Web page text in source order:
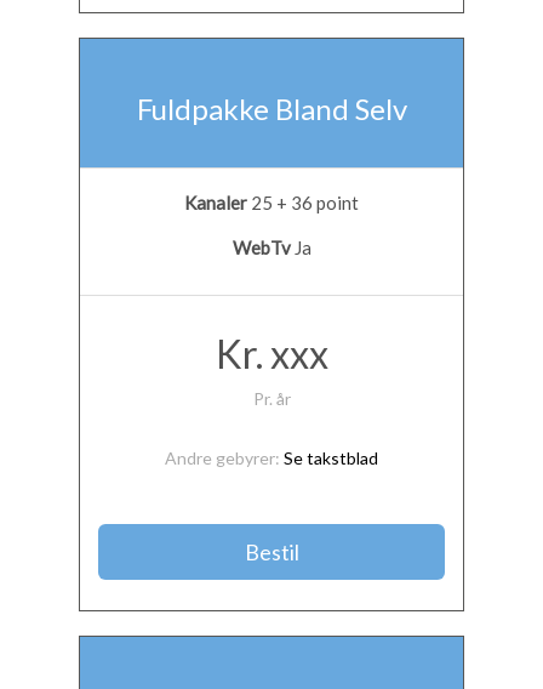
Fuldpakke Bland Selv
Kanaler 25 + 36 point
WebTvJa
Kr. xxx
Pr. år
Andre gebyrer: Se takstblad
Bestil